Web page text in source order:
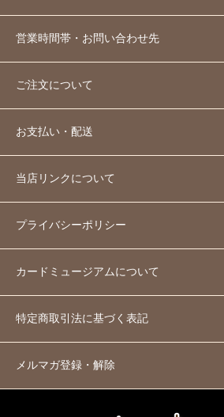
営業時間帯・お問い合わせ先
ご注文について
お支払い・配送
当店リンクについて
プライバシーポリシー
カードミュージアムについて
特定商取引法に基づく表記
メルマガ登録・解除